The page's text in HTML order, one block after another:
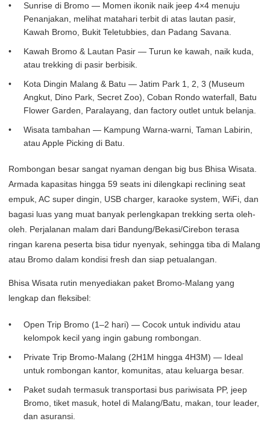
Sunrise di Bromo — Momen ikonik naik jeep 4×4 menuju
Penanjakan, melihat matahari terbit di atas lautan pasir,
Kawah Bromo, Bukit Teletubbies, dan Padang Savana.
Kawah Bromo & Lautan Pasir — Turun ke kawah, naik kuda,
atau trekking di pasir berbisik.
Kota Dingin Malang & Batu — Jatim Park 1, 2, 3 (Museum
Angkut, Dino Park, Secret Zoo), Coban Rondo waterfall, Batu
Flower Garden, Paralayang, dan factory outlet untuk belanja.
Wisata tambahan — Kampung Warna-warni, Taman Labirin,
atau Apple Picking di Batu.
Rombongan besar sangat nyaman dengan big bus Bhisa Wisata.
Armada kapasitas hingga 59 seats ini dilengkapi reclining seat
empuk, AC super dingin, USB charger, karaoke system, WiFi, dan
bagasi luas yang muat banyak perlengkapan trekking serta oleh-
oleh. Perjalanan malam dari Bandung/Bekasi/Cirebon terasa
ringan karena peserta bisa tidur nyenyak, sehingga tiba di Malang
atau Bromo dalam kondisi fresh dan siap petualangan.
Bhisa Wisata rutin menyediakan paket Bromo-Malang yang
lengkap dan fleksibel:
Open Trip Bromo (1–2 hari) — Cocok untuk individu atau
kelompok kecil yang ingin gabung rombongan.
Private Trip Bromo-Malang (2H1M hingga 4H3M) — Ideal
untuk rombongan kantor, komunitas, atau keluarga besar.
Paket sudah termasuk transportasi bus pariwisata PP, jeep
Bromo, tiket masuk, hotel di Malang/Batu, makan, tour leader,
dan asuransi.